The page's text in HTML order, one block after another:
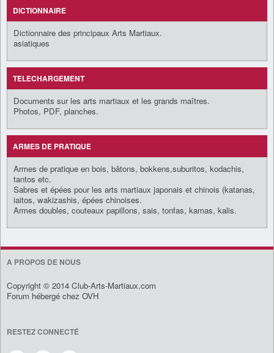
DICTIONNAIRE
Dictionnaire des principaux Arts Martiaux.
asiatiques
TELECHARGEMENT
Documents sur les arts martiaux et les grands maîtres.
Photos, PDF, planches.
ARMES DE PRATIQUE
Armes de pratique en bois, bâtons, bokkens,suburitos, kodachis,
tantos etc.
Sabres et épées pour les arts martiaux japonais et chinois (katanas,
iaitos, wakizashis, épées chinoises.
Armes doubles, couteaux papillons, sais, tonfas, kamas, kalis.
A PROPOS DE NOUS
Copyright © 2014 Club-Arts-Martiaux.com
Forum hébergé chez OVH
RESTEZ CONNECTÉ